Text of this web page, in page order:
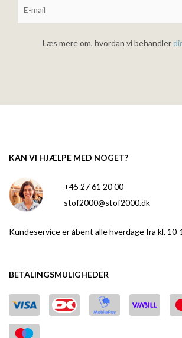
Læs mere om, hvordan vi behandler
KAN VI HJÆLPE MED NOGET?
+45 27 61 20 00
stof2000@stof2000.dk
Kundeservice er åbent alle hverdage fra kl. 10-
BETALINGSMULIGHEDER